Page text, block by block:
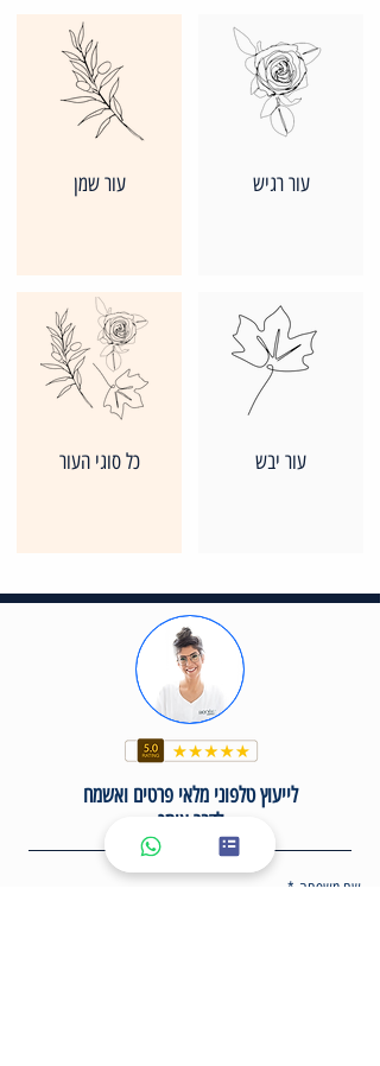
עור רגיש
עור יבש
עור שמן
כל סוגי העור
לייעוץ טלפוני מלאי פרטים ואשמח
לדבר איתך
שם משפחה *